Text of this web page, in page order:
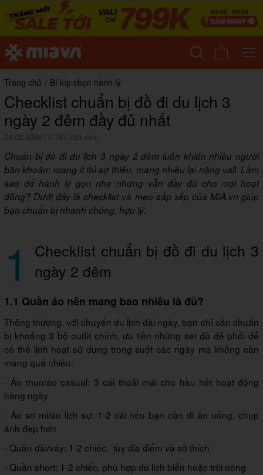
Trang chủ / Bí kíp chọn hành lý
Checklist chuẩn bị đồ đi du lịch 3
ngày 2 đêm đầy đủ nhất
24.02.2026 4,753 lượt xem
Chuẩn bị đồ đi du lịch 3 ngày 2 đêm luôn khiến nhiều người
băn khoăn: mang ít thì sợ thiếu, mang nhiều lại nặng vali. Làm
sao để hành lý gọn nhẹ nhưng vẫn đầy đủ cho mọi hoạt
động? Dưới đây là checklist và mẹo sắp xếp của MIA.vn giúp
bạn chuẩn bị nhanh chóng, hợp lý.
1
Checklist chuẩn bị đồ đi du lịch 3
ngày 2 đêm
1.1 Quần áo nên mang bao nhiêu là đủ?
Thông thường, với chuyến du lịch dài ngày, bạn chỉ cần chuẩn
bị khoảng 3 bộ outfit chính, ưu tiên những set đồ dễ phối để
có thể linh hoạt sử dụng trong suốt các ngày mà không cần
mang quá nhiều.
- Áo thun/áo casual: 3 cái thoải mái cho hầu hết hoạt động
hàng ngày
- Áo sơ mi/áo lịch sự: 1-2 cái nếu bạn cần đi ăn uống, chụp
ảnh đẹp hơn
- Quần dài/váy: 1-2 chiếc, tùy địa điểm và sở thích
- Quần short: 1-2 chiếc, phù hợp du lịch biển hoặc trời nóng